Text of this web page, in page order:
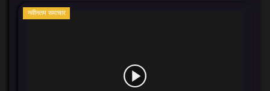
नवीनतम समाचार